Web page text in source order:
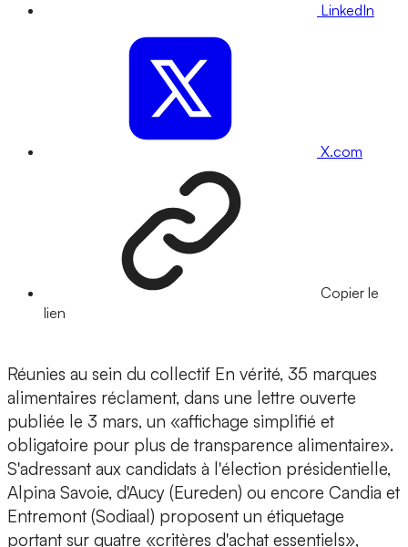
LinkedIn
X.com
Copier le
lien
Réunies au sein du collectif En vérité, 35 marques
alimentaires réclament, dans une lettre ouverte
publiée le 3 mars, un «affichage simplifié et
obligatoire pour plus de transparence alimentaire».
S'adressant aux candidats à l'élection présidentielle,
Alpina Savoie, d'Aucy (Eureden) ou encore Candia et
Entremont (Sodiaal) proposent un étiquetage
portant sur quatre «critères d'achat essentiels»,